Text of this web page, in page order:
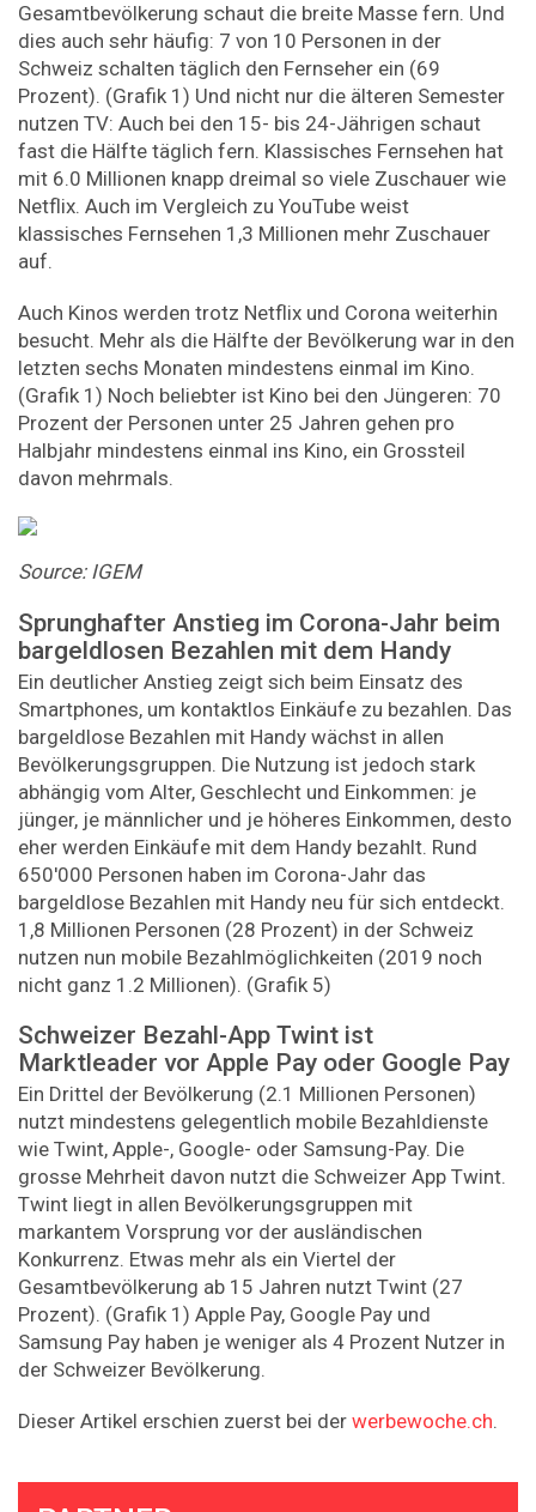
Gesamtbevölkerung schaut die breite Masse fern. Und
dies auch sehr häufig: 7 von 10 Personen in der
Schweiz schalten täglich den Fernseher ein (69
Prozent). (Grafik 1) Und nicht nur die älteren Semester
nutzen TV: Auch bei den 15- bis 24-Jährigen schaut
fast die Hälfte täglich fern. Klassisches Fernsehen hat
mit 6.0 Millionen knapp dreimal so viele Zuschauer wie
Netflix. Auch im Vergleich zu YouTube weist
klassisches Fernsehen 1,3 Millionen mehr Zuschauer
auf.
Auch Kinos werden trotz Netflix und Corona weiterhin
besucht. Mehr als die Hälfte der Bevölkerung war in den
letzten sechs Monaten mindestens einmal im Kino.
(Grafik 1) Noch beliebter ist Kino bei den Jüngeren: 70
Prozent der Personen unter 25 Jahren gehen pro
Halbjahr mindestens einmal ins Kino, ein Grossteil
davon mehrmals.
Source: IGEM
Sprunghafter Anstieg im Corona-Jahr beim
bargeldlosen Bezahlen mit dem Handy
Ein deutlicher Anstieg zeigt sich beim Einsatz des
Smartphones, um kontaktlos Einkäufe zu bezahlen. Das
bargeldlose Bezahlen mit Handy wächst in allen
Bevölkerungsgruppen. Die Nutzung ist jedoch stark
abhängig vom Alter, Geschlecht und Einkommen: je
jünger, je männlicher und je höheres Einkommen, desto
eher werden Einkäufe mit dem Handy bezahlt. Rund
650'000 Personen haben im Corona-Jahr das
bargeldlose Bezahlen mit Handy neu für sich entdeckt.
1,8 Millionen Personen (28 Prozent) in der Schweiz
nutzen nun mobile Bezahlmöglichkeiten (2019 noch
nicht ganz 1.2 Millionen). (Grafik 5)
Schweizer Bezahl-App Twint ist
Marktleader vor Apple Pay oder Google Pay
Ein Drittel der Bevölkerung (2.1 Millionen Personen)
nutzt mindestens gelegentlich mobile Bezahldienste
wie Twint, Apple-, Google- oder Samsung-Pay. Die
grosse Mehrheit davon nutzt die Schweizer App Twint.
Twint liegt in allen Bevölkerungsgruppen mit
markantem Vorsprung vor der ausländischen
Konkurrenz. Etwas mehr als ein Viertel der
Gesamtbevölkerung ab 15 Jahren nutzt Twint (27
Prozent). (Grafik 1) Apple Pay, Google Pay und
Samsung Pay haben je weniger als 4 Prozent Nutzer in
der Schweizer Bevölkerung.
Dieser Artikel erschien zuerst bei der werbewoche.ch.